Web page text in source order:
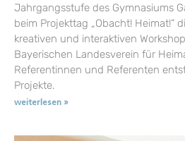
Jahrgangsstufe des Gymnasiums
beim Projekttag „Obacht! Heimat!“
kreativen und interaktiven
Bayerischen Landesverein für
Referentinnen und Referenten
Projekte.
weiterlesen »